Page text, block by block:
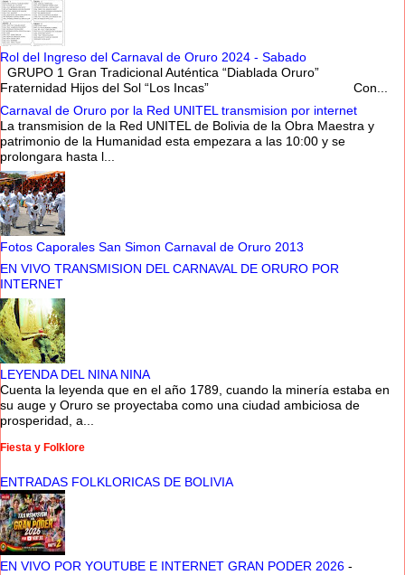
Rol del Ingreso del Carnaval de Oruro 2024 - Sabado
GRUPO 1 Gran Tradicional Auténtica “Diablada Oruro”
Fraternidad Hijos del Sol “Los Incas” Con...
Carnaval de Oruro por la Red UNITEL transmision por internet
La transmision de la Red UNITEL de Bolivia de la Obra Maestra y
patrimonio de la Humanidad esta empezara a las 10:00 y se
prolongara hasta l...
Fotos Caporales San Simon Carnaval de Oruro 2013
EN VIVO TRANSMISION DEL CARNAVAL DE ORURO POR
INTERNET
LEYENDA DEL NINA NINA
Cuenta la leyenda que en el año 1789, cuando la minería estaba en
su auge y Oruro se proyectaba como una ciudad ambiciosa de
prosperidad, a...
Fiesta y Folklore
ENTRADAS FOLKLORICAS DE BOLIVIA
EN VIVO POR YOUTUBE E INTERNET GRAN PODER 2026 -